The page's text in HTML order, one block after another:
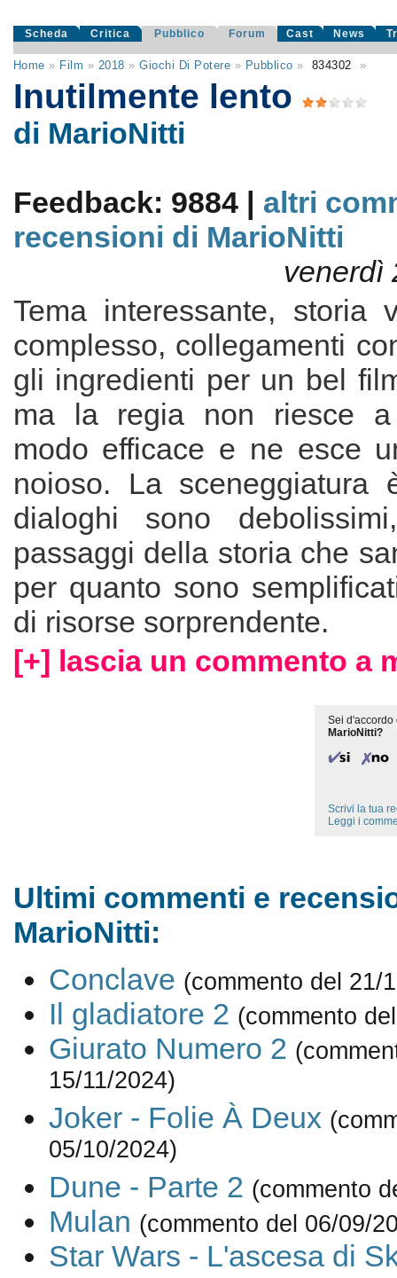
Scheda Critica Pubblico Forum Cast News
Home » Film » 2018 »Giochi Di Potere » Pubblico » 834302 »
Inutilmente lento
di MarioNitti
Feedback: 9884 | altri
recensioni di MarioNitti
venerdì
Tema interessante, storia
complesso, collegamenti
gli ingredienti per un bel
ma la regia non riesce
modo efficace e ne esce
noioso. La
dialoghi sono
passaggi della storia che
per quanto sono
di risorse sorprendente.
[+] lascia un commento a
Sei d'accordo
MarioNitti?
Scrivi la tua
Leggi i
Ultimi commenti e
MarioNitti:
Conclave (commento del 21/
Il gladiatore 2 (commento
Giurato Numero 2
15/11/2024)
Joker - Folie À Deux
05/10/2024)
Dune - Parte 2 (commento
Mulan (commento del 06/09/
Star Wars - L'ascesa di